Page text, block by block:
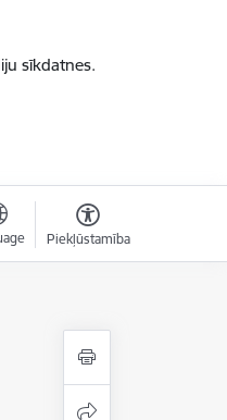
sīkdatnes.
Piekļūstamība